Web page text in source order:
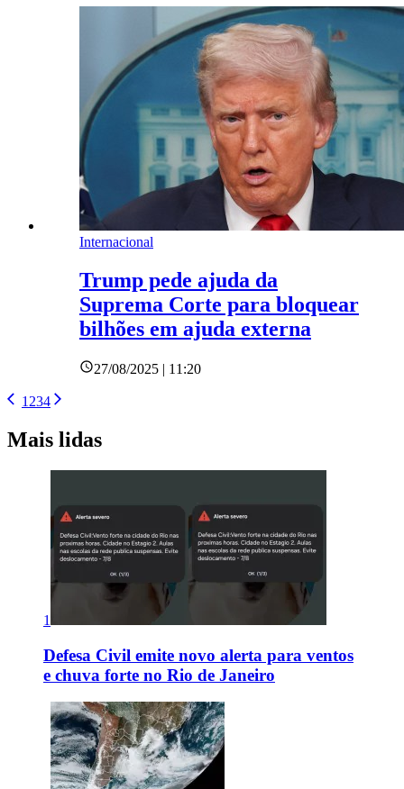
Internacional
Trump pede ajuda da
Suprema Corte para bloquear
bilhões em ajuda externa
27/08/2025 | 11:20
1 234
Mais lidas
1
Defesa Civil emite novo alerta para ventos
e chuva forte no Rio de Janeiro